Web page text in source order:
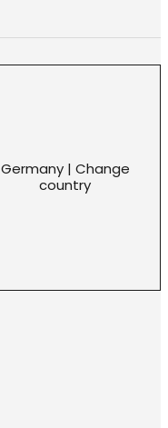
Germany | Change
country